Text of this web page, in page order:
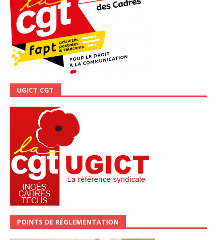
UGICT CGT
POINTS DE RÉGLEMENTATION